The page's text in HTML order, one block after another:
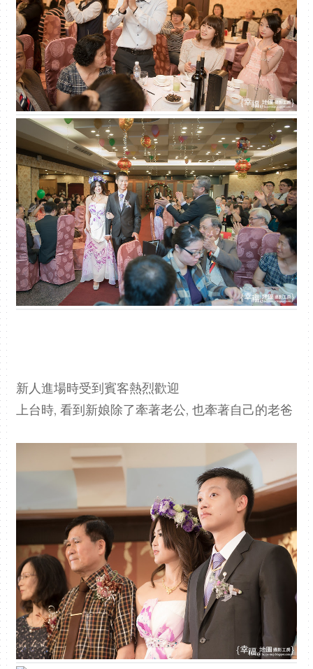
新人進場時受到賓客熱烈歡迎
上台時, 看到新娘除了牽著老公, 也牽著自己的老爸